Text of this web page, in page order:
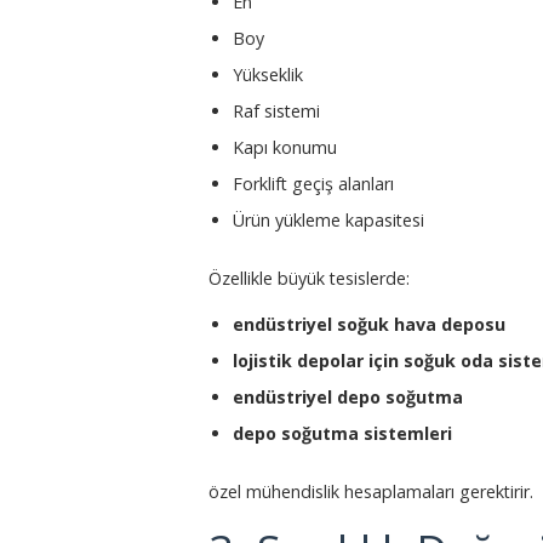
Boy
Yükseklik
Raf sistemi
Kapı konumu
Forklift geçiş alanları
Ürün yükleme kapasitesi
Özellikle büyük tesislerde:
endüstriyel soğuk hava deposu
lojistik depolar için soğuk oda
endüstriyel depo soğutma
depo soğutma sistemleri
özel mühendislik hesaplamaları gerektirir.